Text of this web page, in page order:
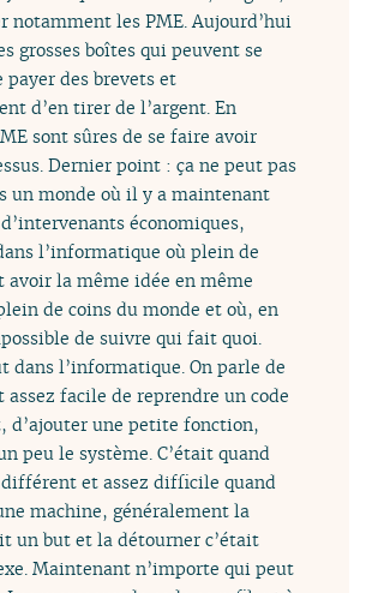
notamment les PME. Aujourd’hui
grosses boîtes qui peuvent se
des brevets et
d’en tirer de l’argent. En
sont sûres de se faire avoir
Dernier point : ça ne peut pas
un monde où il y a maintenant
économiques,
l’informatique où plein de
avoir la même idée en même
de coins du monde et où, en
de suivre qui fait quoi.
dans l’informatique. On parle de
assez facile de reprendre un code
d’ajouter une petite fonction,
peu le système. C’était quand
différent et assez difficile quand
machine, généralement la
un but et la détourner c’était
Maintenant n’importe qui peut